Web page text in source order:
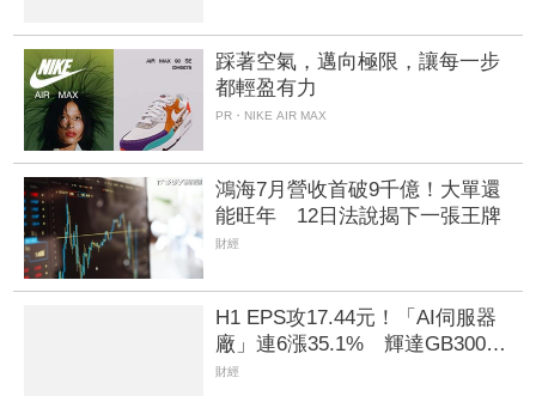
踩著空氣，邁向極限，讓每一步
都輕盈有力
PR・NIKE AIR MAX
鴻海7月營收首破9千億！大單還
能旺年 12日法說揭下一張王牌
財經
H1 EPS攻17.44元！「AI伺服器
廠」連6漲35.1% 輝達GB300、
Vera Rubin挹注訂單看到明年
財經